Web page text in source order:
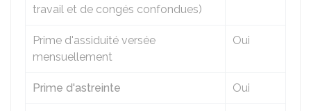
travail et de congés confondues)
Prime d'assiduité versée
mensuellement
Oui
Prime d'astreinte Oui